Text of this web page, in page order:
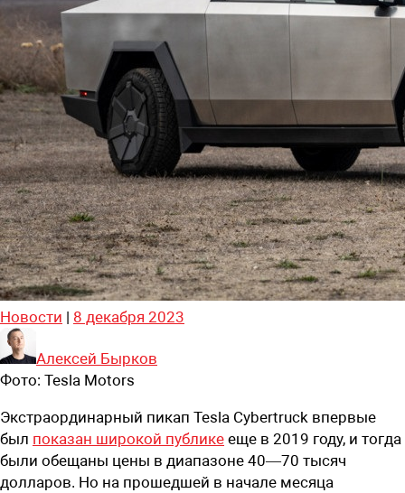
Новости | 8 декабря 2023
Алексей Бырков
Фото: Tesla Motors
Экстраординарный пикап Tesla Cybertruck впервые
был показан широкой публике еще в 2019 году, и тогда
были обещаны цены в диапазоне 40—70 тысяч
долларов. Но на прошедшей в начале месяца